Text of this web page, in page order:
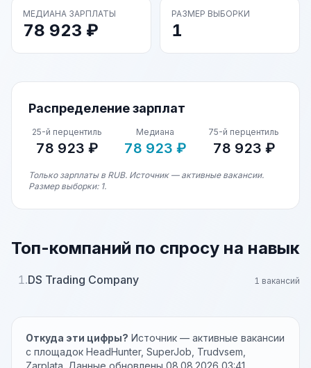
МЕДИАНА ЗАРПЛАТЫ
78 923 ₽
РАЗМЕР ВЫБОРКИ
1
Распределение зарплат
25-й перцентиль
78 923 ₽
Медиана
78 923 ₽
75-й перцентиль
78 923 ₽
Только зарплаты в RUB. Источник — активные вакансии.
Размер выборки: 1.
Топ-компаний по спросу на навык
1.DS Trading Company 1 вакансий
Откуда эти цифры? Источник — активные вакансии
с площадок HeadHunter, SuperJob, Trudvsem,
Zarplata. Данные обновлены 08.08.2026 03:41.